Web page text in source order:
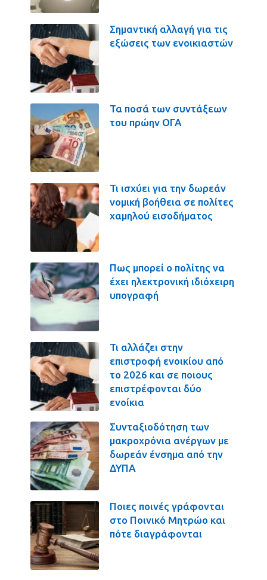
Σημαντική αλλαγή για τις
εξώσεις των ενοικιαστών
Τα ποσά των συντάξεων
του πρώην ΟΓΑ
Τι ισχύει για την δωρεάν
νομική βοήθεια σε πολίτες
χαμηλού εισοδήματος
Πως μπορεί ο πολίτης να
έχει ηλεκτρονική ιδιόχειρη
υπογραφή
Τι αλλάζει στην
επιστροφή ενοικίου από
το 2026 και σε ποιους
επιστρέφονται δύο
ενοίκια
Συνταξιοδότηση των
μακροχρόνια ανέργων με
δωρεάν ένσημα από την
ΔΥΠΑ
Ποιες ποινές γράφονται
στο Ποινικό Μητρώο και
πότε διαγράφονται